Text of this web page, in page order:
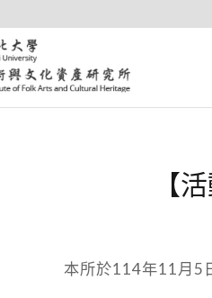
【
本所於114年11月5